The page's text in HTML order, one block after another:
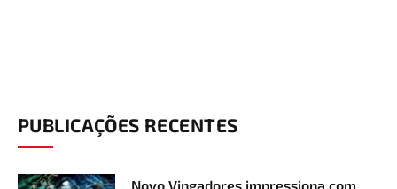
PUBLICAÇÕES RECENTES
Novo Vingadores impressiona com